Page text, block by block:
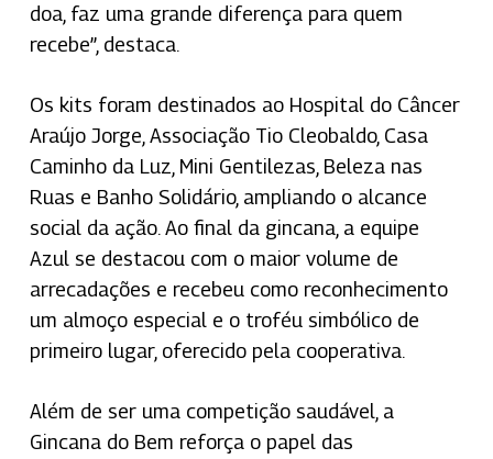
doa, faz uma grande diferença para quem
recebe”, destaca.
Os kits foram destinados ao Hospital do Câncer
Araújo Jorge, Associação Tio Cleobaldo, Casa
Caminho da Luz, Mini Gentilezas, Beleza nas
Ruas e Banho Solidário, ampliando o alcance
social da ação. Ao final da gincana, a equipe
Azul se destacou com o maior volume de
arrecadações e recebeu como reconhecimento
um almoço especial e o troféu simbólico de
primeiro lugar, oferecido pela cooperativa.
Além de ser uma competição saudável, a
Gincana do Bem reforça o papel das